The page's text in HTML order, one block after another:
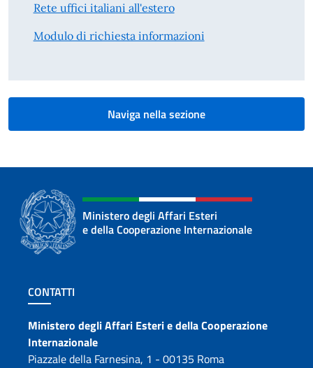
Rete uffici italiani all'estero
Modulo di richiesta informazioni
Naviga nella sezione
Ministero degli Affari Esteri
e della Cooperazione Internazionale
Sezione footer
CONTATTI
Contatti
Ministero degli Affari Esteri e della Cooperazione
Internazionale
Piazzale della Farnesina, 1 - 00135 Roma